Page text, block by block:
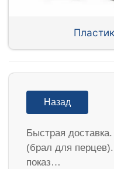
Назад
Быстрая
(брал для
показ…